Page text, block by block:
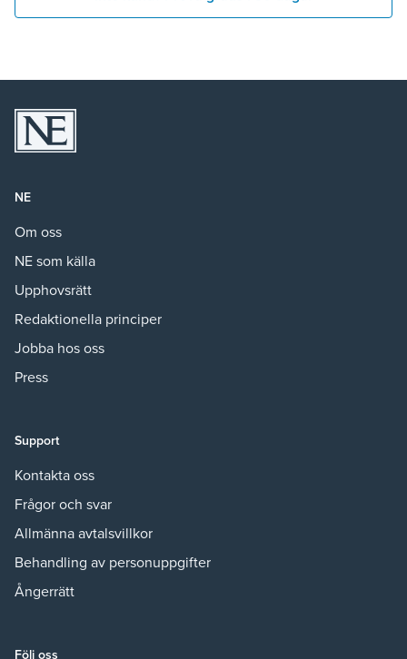
NE
Om oss
NE som källa
Upphovsrätt
Redaktionella principer
Jobba hos oss
Press
Support
Kontakta oss
Frågor och svar
Allmänna avtalsvillkor
Behandling av personuppgifter
Ångerrätt
Följ oss